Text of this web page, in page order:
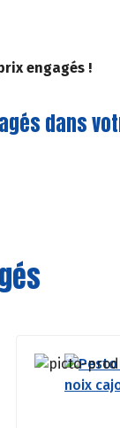
engagés !
dans